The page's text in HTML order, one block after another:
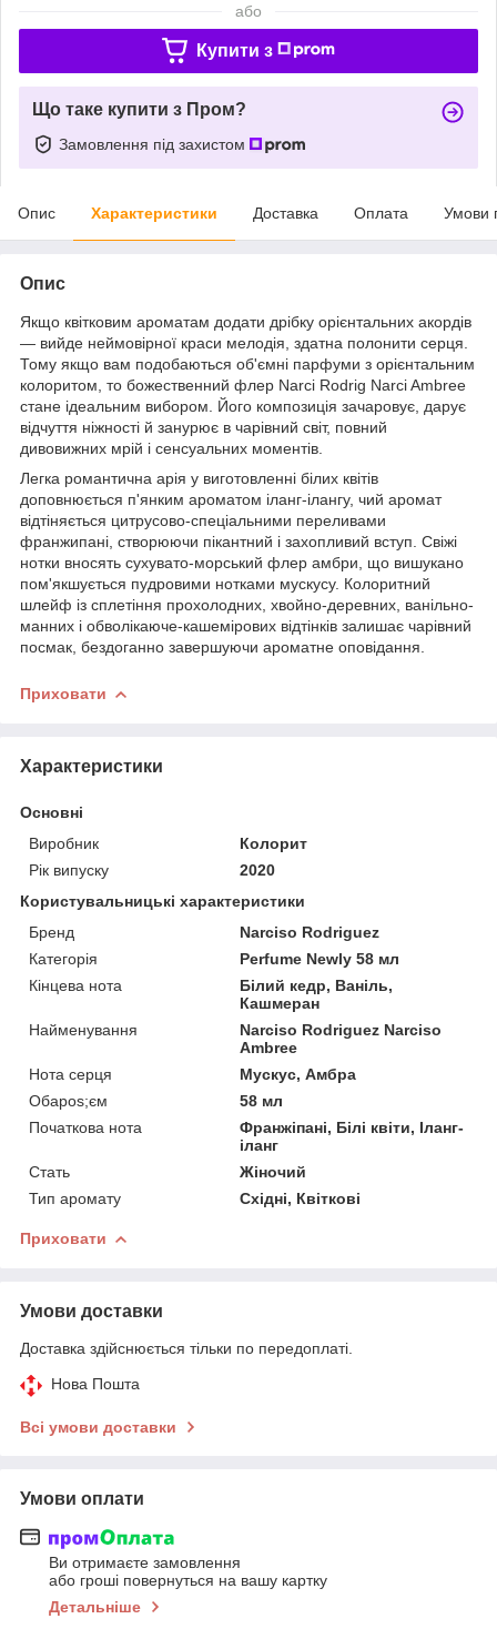
або
Купити з
Що таке купити з Пром?
Замовлення під захистом
Опис Характеристики Доставка Оплата Умови
Опис
Якщо квітковим ароматам додати дрібку орієнтальних акордів
— вийде неймовірної краси мелодія, здатна полонити серця.
Тому якщо вам подобаються об'ємні парфуми з орієнтальним
колоритом, то божественний флер Narci Rodrig Narci Ambree
стане ідеальним вибором. Його композиція зачаровує, дарує
відчуття ніжності й занурює в чарівний світ, повний
дивовижних мрій і сенсуальних моментів.
Легка романтична арія у виготовленні білих квітів
доповнюється п'янким ароматом іланг-ілангу, чий аромат
відтіняється цитрусово-спеціальними переливами
франжипані, створюючи пікантний і захопливий вступ. Свіжі
нотки вносять сухувато-морський флер амбри, що вишукано
пом'якшується пудровими нотками мускусу. Колоритний
шлейф із сплетіння прохолодних, хвойно-деревних, ванільно-
манних і обволікаюче-кашемірових відтінків залишає чарівний
посмак, бездоганно завершуючи ароматне оповідання.
Приховати
Характеристики
Основні
Виробник
Колорит
Рік випуску
2020
Користувальницькі характеристики
Бренд
Narciso Rodriguez
Категорія
Perfume Newly 58 мл
Кінцева нота
Білий кедр, Ваніль,
Кашмеран
Найменування
Narciso Rodriguez Narciso
Ambree
Нота серця
Мускус, Амбра
Обapos;єм
58 мл
Початкова нота
Франжіпані, Білі квіти, Іланг-
іланг
Стать
Жіночий
Тип аромату
Східні, Квіткові
Приховати
Умови доставки
Доставка здійснюється тільки по передоплаті.
Нова Пошта
Всі умови доставки
Умови оплати
Ви отримаєте замовлення
або гроші повернуться на вашу картку
Детальніше